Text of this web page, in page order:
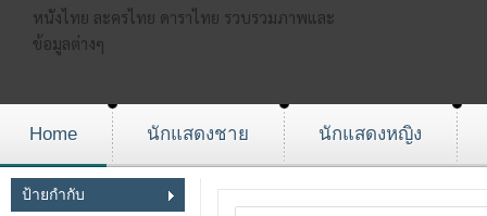
หนังไทย ละครไทย ดาราไทย รวบรวมภาพและ
ข้อมูลต่างๆ
Home นักแสดงชาย นักแสดงหญิง
ป้ายกำกับ